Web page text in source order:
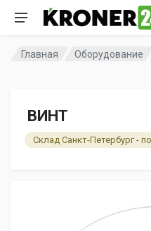
Главная Оборудование
ВИНТ
Склад Санкт-Петербург -